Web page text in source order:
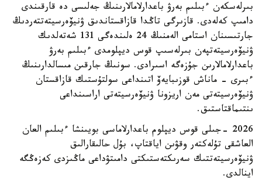
بىرلەسكەن ءبىلىم بەرۋ باعدارلامالارىنىڭ جەلىسى دە قارقىندى
دامىپ كەلەدى. قازىرگى تاڭدا قازاقستاندىق ۋنيۆەرسيتەتتەردىڭ
جارتىسىنان استامى الەمنىڭ 24 ەلىندەگى 131 شەتەلدىك
ۋنيۆەرسيتەتپەن بىرلەسىپ قوس ديپلومدى ءبىلىم بەرۋ
باعدارلامالارىن جۇزەگە اسىرادى. سونىڭ جارقىن مىسالدارىنىڭ
ءبىرى - ماناش قوزىبايەۆ اتىنداعى سولتۇستىك قازاقستان
ۋنيۆەرسيتەتى مەن اريزونا ۋنيۆەرسيتەتى اراسىنداعى
ىنتىماقتاستىق.
2026 -جىلى قوس ديپلوم باعدارلاماسى بويىنشا ءبىلىم العان
العاشقى تۇلەكتەر وقۋىن اياقتاپ، بۇل حالىقارالىق
ۋنيۆەرسيتەتتىك سەرىكتەستىكتى دامىتۋداعى ماڭىزدى كەزەڭگە
اينالدى.